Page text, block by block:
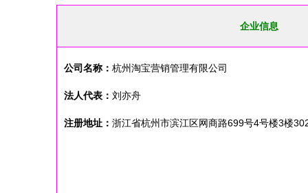
企业信息
公司名称： 杭州淘宝营销管理有限公司
法人代表： 刘亦舟
注册地址： 浙江省杭州市滨江区网商路699号4号楼3楼